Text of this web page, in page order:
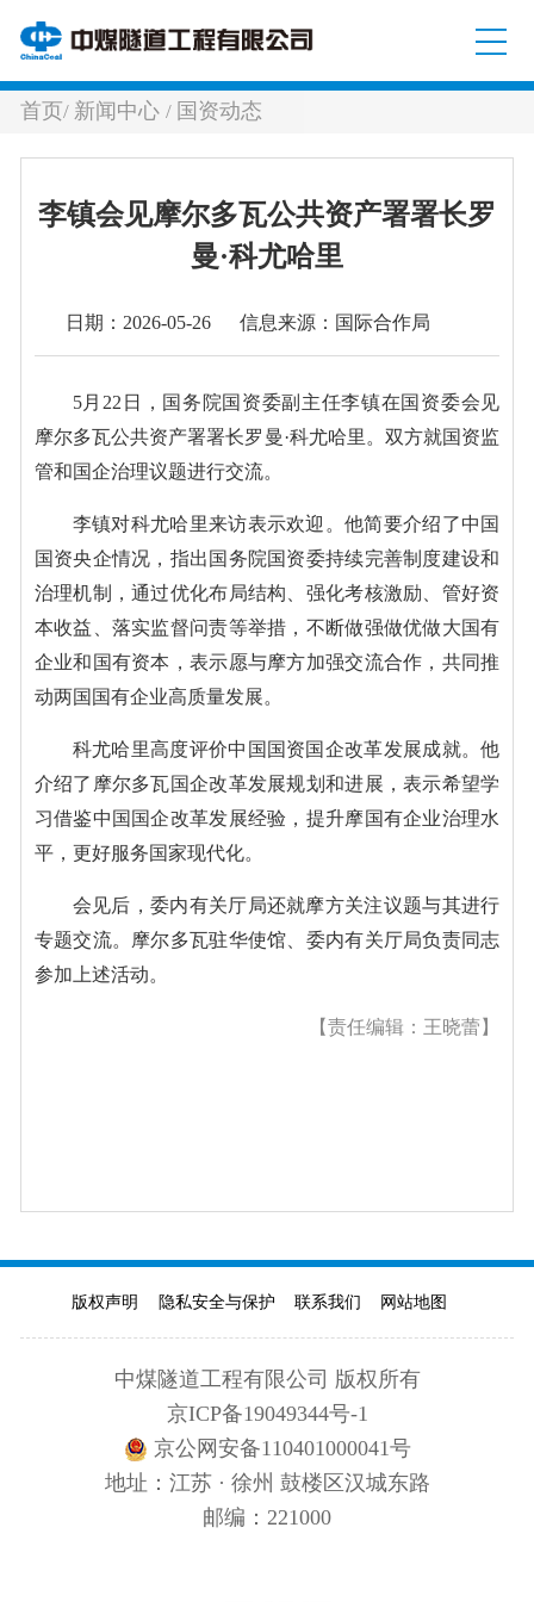
首页/ 新闻中心/ 国资动态
李镇会见摩尔多瓦公共资产署署长罗
曼·科尤哈里
日期：2026-05-26 信息来源：国际合作局
5月22日，国务院国资委副主任李镇在国资委会见
摩尔多瓦公共资产署署长罗曼·科尤哈里。双方就国资监
管和国企治理议题进行交流。
李镇对科尤哈里来访表示欢迎。他简要介绍了中国
国资央企情况，指出国务院国资委持续完善制度建设和
治理机制，通过优化布局结构、强化考核激励、管好资
本收益、落实监督问责等举措，不断做强做优做大国有
企业和国有资本，表示愿与摩方加强交流合作，共同推
动两国国有企业高质量发展。
科尤哈里高度评价中国国资国企改革发展成就。他
介绍了摩尔多瓦国企改革发展规划和进展，表示希望学
习借鉴中国国企改革发展经验，提升摩国有企业治理水
平，更好服务国家现代化。
会见后，委内有关厅局还就摩方关注议题与其进行
专题交流。摩尔多瓦驻华使馆、委内有关厅局负责同志
参加上述活动。
【责任编辑：王晓蕾】
版权声明 隐私安全与保护 联系我们 网站地图
中煤隧道工程有限公司 版权所有
京ICP备19049344号-1
京公网安备110401000041号
地址：江苏 · 徐州 鼓楼区汉城东路
邮编：221000